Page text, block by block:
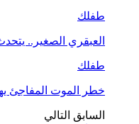
طفلك
العبقري الصغير.. يتحدث 7 لغات في عمر
طفلك
خطر الموت المفاجئ
السابق التالي